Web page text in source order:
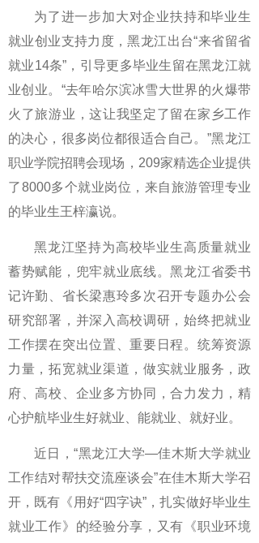
为了进一步加大对企业扶持和毕业生
就业创业支持力度，黑龙江出台“来省留省
就业14条”，引导更多毕业生留在黑龙江就
业创业。“去年哈尔滨冰雪大世界的火爆带
火了旅游业，这让我坚定了留在家乡工作
的决心，很多岗位都很适合自己。”黑龙江
职业学院招聘会现场，209家精选企业提供
了8000多个就业岗位，来自旅游管理专业
的毕业生王梓瀛说。
黑龙江坚持为高校毕业生高质量就业
蓄势赋能，兜牢就业底线。黑龙江省委书
记许勤、省长梁惠玲多次召开专题办公会
研究部署，并深入高校调研，始终把就业
工作摆在突出位置、重要日程。统筹资源
力量，拓宽就业渠道，做实就业服务，政
府、高校、企业多方协同，合力发力，精
心护航毕业生好就业、能就业、就好业。
近日，“黑龙江大学—佳木斯大学就业
工作结对帮扶交流座谈会”在佳木斯大学召
开，既有《用好“四字诀”，扎实做好毕业生
就业工作》的经验分享，又有《职业环境